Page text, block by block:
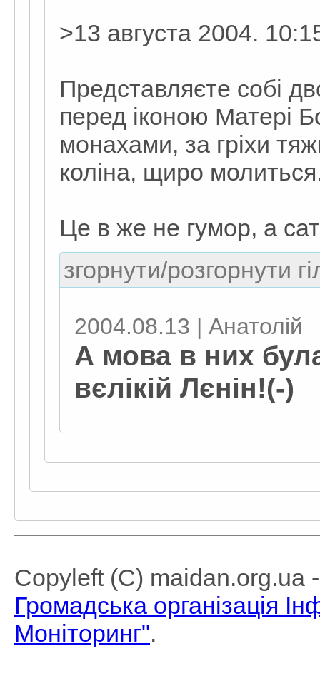
>13 августа 2004.
Представляєте собі
перед іконою Матері
монахами, за гріхи
коліна, щиро
Це в же не гумор, а
згорнути/розгорнути
2004.08.13 | Анатолій
А мова в них
вєлікій Лєнін!(-)
Copyleft (C) maidan.org.ua
Громадська організація
Моніторинг".